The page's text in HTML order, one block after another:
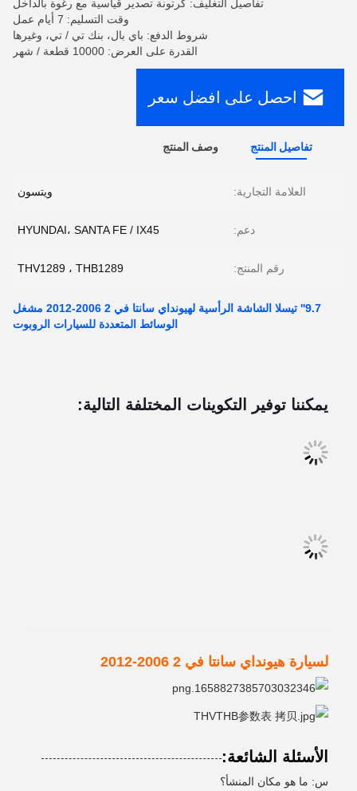
تفاصيل التغليف: كرتونة تصدير قياسية مع رغوة بالداخل
وقت التسليم: 7 أيام عمل
شروط الدفع: باي بال، بنك تي / تي، وغيرها
القدرة على العرض: 10000 قطعة / شهر
احصل على افضل سعر
تفاصيل المنتج وصف المنتج
العلامة التجارية: ويتسون
دعم: HYUNDAI، SANTA FE / IX45
رقم المنتج: THV1289 ، THB1289
9.7'' تيسلا الشاشة الرأسية لهيونداي سانتا في 2 2006-2012 مشغل
الوسائط المتعددة للسيارات الروبوت
يمكننا توفير التكوينات المختلفة التالية:
لسيارة هيونداي سانتا في 2 2006-2012
الأسئلة الشائعة:
س: ما هو مكان المنشأ؟